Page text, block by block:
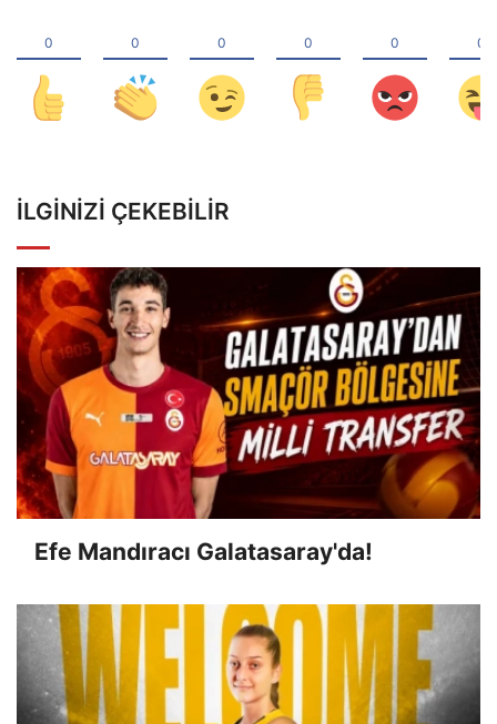
İLGINIZI ÇEKEBILIR
Efe Mandıracı Galatasaray'da!